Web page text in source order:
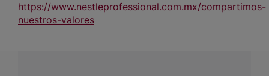
https://www.nestleprofessional.com.mx/compartimos-
nuestros-valores